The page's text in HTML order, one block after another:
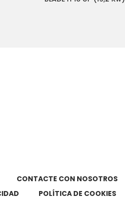
CONTACTE CON NOSOTROS
POLÍTICA DE COOKIES